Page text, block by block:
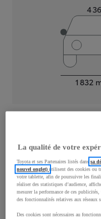
4
1 832
Émissions CO2
Performances
Vitesse maximale
La qualité de votre
Toyota et ses Partenaires listés danssa
nouvel onglet)utilisent des cookies ou
votre tablette, afin de poursuivre les
réaliser des statistiques d’audience,
mesurer la performance de ces
des fonctionnalités relatives aux réseaux
Des cookies sont nécessaires au